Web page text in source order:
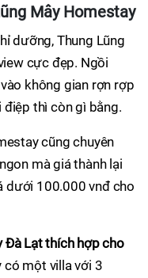
Mây Homestay
dưỡng, Thung Lũng
cực đẹp. Ngồi
không gian rợn rợp
điệp thì còn gì bằng.
cũng chuyên
mà giá thành lại
dưới 100.000 vnđ cho
Đà Lạt thích hợp cho
có một villa với 3